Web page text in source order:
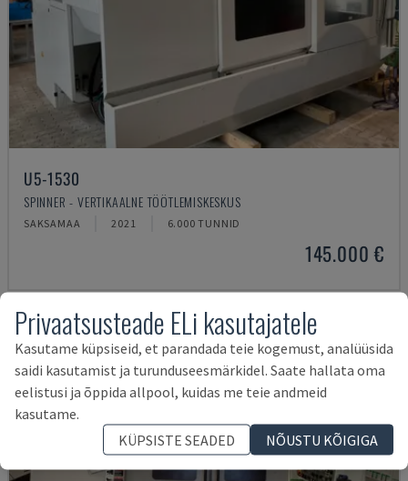
U5-1530
SPINNER - VERTIKAALNE TÖÖTLEMISKESKUS
SAKSAMAA 2021 6.000 TUNNID
145.000 €
Privaatsusteade ELi kasutajatele
Kasutame küpsiseid, et parandada teie kogemust, analüüsida
saidi kasutamist ja turunduseesmärkidel. Saate hallata oma
eelistusi ja õppida allpool, kuidas me teie andmeid
kasutame.
KÜPSISTE SEADED
NÕUSTU KÕIGIGA